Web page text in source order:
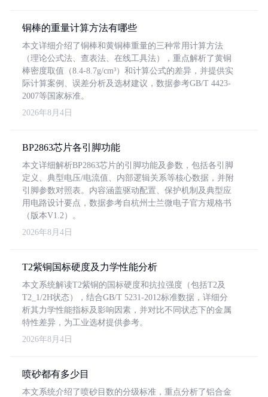
铜棒的重量计算方法有哪些
本文详细介绍了铜棒和黄铜棒重量的三种常用计算方法
（理论公式法、查表法、在线工具法），重点解析了黄铜
棒密度取值（8.4-8.7g/cm³）和计算公式的差异，并提供实
际计算案例、误差分析及选材建议，数据参考GB/T 4423-
2007等国家标准。
2026年8月4日
BP2863芯片各引脚功能
本文详细解析BP2863芯片的引脚功能及参数，包括各引脚
定义、典型电压/电流值、内部逻辑关系等核心数据，并附
引脚参数对照表。内容涵盖驱动配置、保护机制及典型应
用电路设计要点，数据参考自杭州士兰微电子官方规格书
（版本V1.2）。
2026年8月4日
T2紫铜国标硬度及力学性能分析
本文系统解读T2紫铜的国标硬度和抗拉强度（包括T2及
T2_1/2H状态），结合GB/T 5231-2012标准数据，详细分
析其力学性能指标及影响因素，并对比不同状态下的金属
特性差异，为工业选材提供参考。
2026年8月4日
喷砂都有多少目
本文系统介绍了喷砂目数的分级标准，重点分析了铝合金